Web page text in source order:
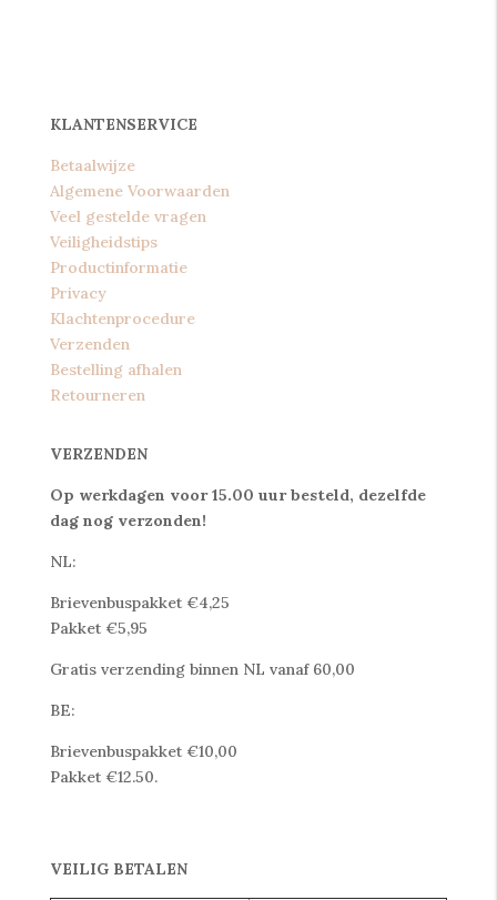
KLANTENSERVICE
Betaalwijze
Algemene Voorwaarden
Veel gestelde vragen
Veiligheidstips
Productinformatie
Privacy
Klachtenprocedure
Verzenden
Bestelling afhalen
Retourneren
VERZENDEN
Op werkdagen voor 15.00 uur besteld, dezelfde
dag nog verzonden!
NL:
Brievenbuspakket €4,25
Pakket €5,95
Gratis verzending binnen NL vanaf 60,00
BE:
Brievenbuspakket €10,00
Pakket €12.50.
VEILIG BETALEN